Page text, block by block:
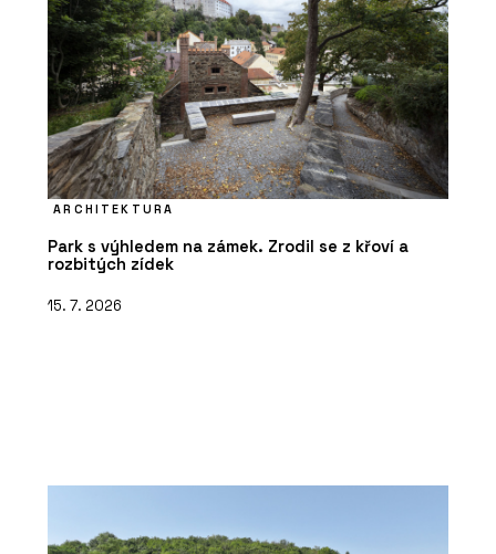
ARCHITEKTURA
Park s výhledem na zámek. Zrodil se z křoví a
rozbitých zídek
15. 7. 2026